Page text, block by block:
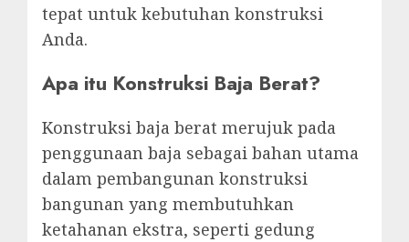
tepat untuk kebutuhan konstruksi
Anda.
Apa itu Konstruksi Baja Berat?
Konstruksi baja berat merujuk pada
penggunaan baja sebagai bahan utama
dalam pembangunan konstruksi
bangunan yang membutuhkan
ketahanan ekstra, seperti gedung